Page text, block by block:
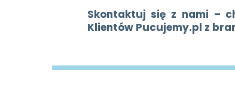
Skontaktuj się z nami –
Klientów Pucujemy.pl z